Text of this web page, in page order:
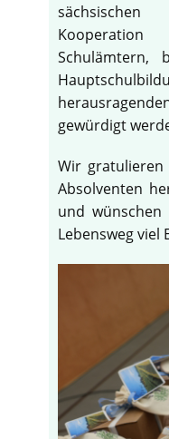
sächsischen
Schulämtern,
gewürdigt
Wir gratulieren
Absolventen
und
Lebensweg viel